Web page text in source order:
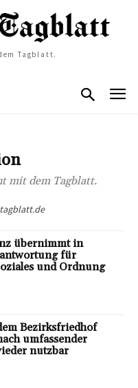
Tagblatt.
mit dem Tagblatt.
übernimmt in
für
und Ordnung
Bezirksfriedhof
umfassender
nutzbar